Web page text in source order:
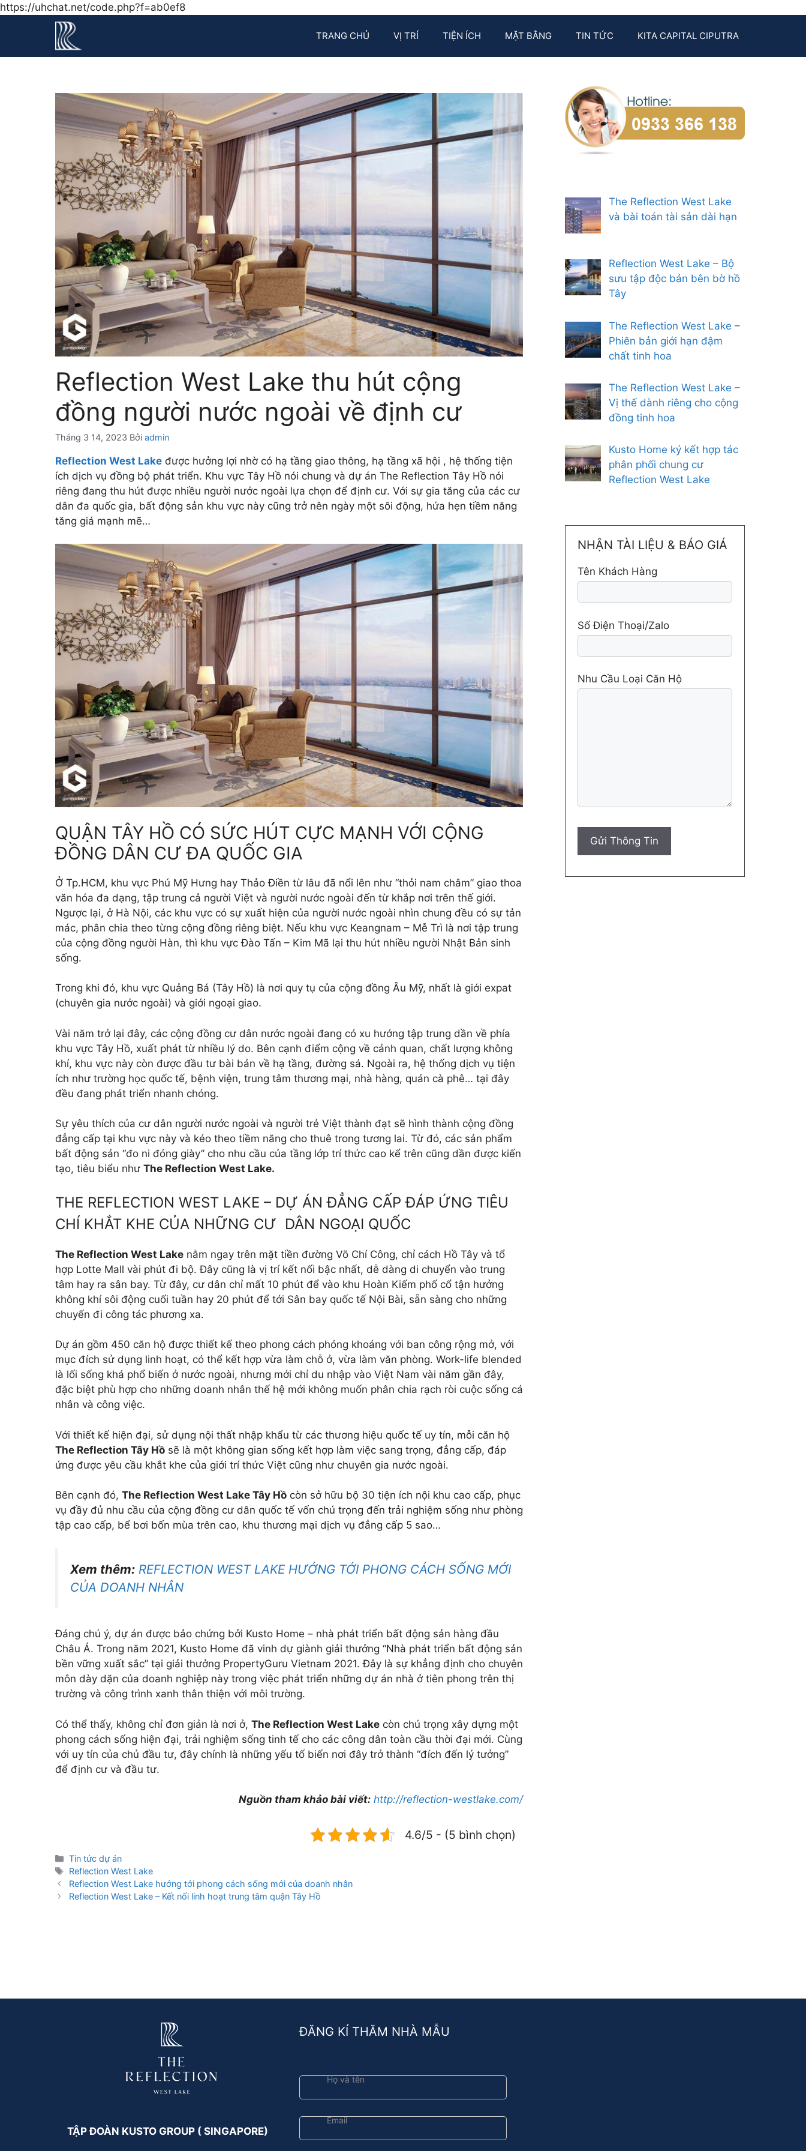
https://uhchat.net/code.php?f=ab0ef8Chuyển
TRANG CHỦ VỊ TRÍ TIỆN ÍCH MẶT BẰNG TIN TỨC KITA CAPITAL CIPUTRA
Reflection West Lake thu hút cộng
đồng người nước ngoài về định cư
Tháng 3 14, 2023 Bởi admin
Reflection West Lake được hưởng lợi nhờ có hạ tầng giao thông, hạ tầng xã hội , hệ thống tiện
ích dịch vụ đồng bộ phát triển. Khu vực Tây Hồ nói chung và dự án The Reflection Tây Hồ nói
riêng đang thu hút được nhiều người nước ngoài lựa chọn để định cư. Với sự gia tăng của các cư
dân đa quốc gia, bất động sản khu vực này cũng trở nên ngày một sôi động, hứa hẹn tiềm năng
tăng giá mạnh mẽ…
QUẬN TÂY HỒ CÓ SỨC HÚT CỰC MẠNH VỚI CỘNG
ĐỒNG DÂN CƯ ĐA QUỐC GIA
Ở Tp.HCM, khu vực Phú Mỹ Hưng hay Thảo Điền từ lâu đã nổi lên như “thỏi nam châm” giao thoa
văn hóa đa dạng, tập trung cả người Việt và người nước ngoài đến từ khắp nơi trên thế giới.
Ngược lại, ở Hà Nội, các khu vực có sự xuất hiện của người nước ngoài nhìn chung đều có sự tản
mác, phân chia theo từng cộng đồng riêng biệt. Nếu khu vực Keangnam – Mễ Trì là nơi tập trung
của cộng đồng người Hàn, thì khu vực Đào Tấn – Kim Mã lại thu hút nhiều người Nhật Bản sinh
sống.
Trong khi đó, khu vực Quảng Bá (Tây Hồ) là nơi quy tụ của cộng đồng Âu Mỹ, nhất là giới expat
(chuyên gia nước ngoài) và giới ngoại giao.
Vài năm trở lại đây, các cộng đồng cư dân nước ngoài đang có xu hướng tập trung dần về phía
khu vực Tây Hồ, xuất phát từ nhiều lý do. Bên cạnh điểm cộng về cảnh quan, chất lượng không
khí, khu vực này còn được đầu tư bài bản về hạ tầng, đường sá. Ngoài ra, hệ thống dịch vụ tiện
ích như trường học quốc tế, bệnh viện, trung tâm thương mại, nhà hàng, quán cà phê… tại đây
đều đang phát triển nhanh chóng.
Sự yêu thích của cư dân người nước ngoài và người trẻ Việt thành đạt sẽ hình thành cộng đồng
đẳng cấp tại khu vực này và kéo theo tiềm năng cho thuê trong tương lai. Từ đó, các sản phẩm
bất động sản “đo ni đóng giày” cho nhu cầu của tầng lớp trí thức cao kể trên cũng dần được kiến
tạo, tiêu biểu như The Reflection West Lake.
THE REFLECTION WEST LAKE – DỰ ÁN ĐẲNG CẤP ĐÁP ỨNG TIÊU
CHÍ KHẮT KHE CỦA NHỮNG CƯ DÂN NGOẠI QUỐC
The Reflection West Lake nằm ngay trên mặt tiền đường Võ Chí Công, chỉ cách Hồ Tây và tổ
hợp Lotte Mall vài phút đi bộ. Đây cũng là vị trí kết nối bậc nhất, dễ dàng di chuyển vào trung
tâm hay ra sân bay. Từ đây, cư dân chỉ mất 10 phút để vào khu Hoàn Kiếm phố cổ tận hưởng
không khí sôi động cuối tuần hay 20 phút để tới Sân bay quốc tế Nội Bài, sẵn sàng cho những
chuyến đi công tác phương xa.
Dự án gồm 450 căn hộ được thiết kế theo phong cách phóng khoáng với ban công rộng mở, với
mục đích sử dụng linh hoạt, có thể kết hợp vừa làm chỗ ở, vừa làm văn phòng. Work-life blended
là lối sống khá phổ biến ở nước ngoài, nhưng mới chỉ du nhập vào Việt Nam vài năm gần đây,
đặc biệt phù hợp cho những doanh nhân thế hệ mới không muốn phân chia rạch ròi cuộc sống cá
nhân và công việc.
Với thiết kế hiện đại, sử dụng nội thất nhập khẩu từ các thương hiệu quốc tế uy tín, mỗi căn hộ
The Reflection Tây Hồ sẽ là một không gian sống kết hợp làm việc sang trọng, đẳng cấp, đáp
ứng được yêu cầu khắt khe của giới trí thức Việt cũng như chuyên gia nước ngoài.
Bên cạnh đó, The Reflection West Lake Tây Hồ còn sở hữu bộ 30 tiện ích nội khu cao cấp, phục
vụ đầy đủ nhu cầu của cộng đồng cư dân quốc tế vốn chú trọng đến trải nghiệm sống như phòng
tập cao cấp, bể bơi bốn mùa trên cao, khu thương mại dịch vụ đẳng cấp 5 sao…
Xem thêm: REFLECTION WEST LAKE HƯỚNG TỚI PHONG CÁCH SỐNG MỚI
CỦA DOANH NHÂN
Đáng chú ý, dự án được bảo chứng bởi Kusto Home – nhà phát triển bất động sản hàng đầu
Châu Á. Trong năm 2021, Kusto Home đã vinh dự giành giải thưởng “Nhà phát triển bất động sản
bền vững xuất sắc” tại giải thưởng PropertyGuru Vietnam 2021. Đây là sự khẳng định cho chuyên
môn dày dặn của doanh nghiệp này trong việc phát triển những dự án nhà ở tiên phong trên thị
trường và công trình xanh thân thiện với môi trường.
Có thể thấy, không chỉ đơn giản là nơi ở, The Reflection West Lake còn chú trọng xây dựng một
phong cách sống hiện đại, trải nghiệm sống tinh tế cho các công dân toàn cầu thời đại mới. Cùng
với uy tín của chủ đầu tư, đây chính là những yếu tố biến nơi đây trở thành “đích đến lý tưởng”
để định cư và đầu tư.
Nguồn tham khảo bài viết: http://reflection-westlake.com/
4.6/5 - (5 bình chọn)
Danh
mục
Tin tức dự án
Thẻ
Reflection West Lake
Reflection West Lake hướng tới phong cách sống mới của doanh nhân
Reflection West Lake – Kết nối linh hoạt trung tâm quận Tây Hồ
The Reflection West Lake
và bài toán tài sản dài hạn
Reflection West Lake – Bộ
sưu tập độc bản bên bờ hồ
Tây
The Reflection West Lake –
Phiên bản giới hạn đậm
chất tinh hoa
The Reflection West Lake –
Vị thế dành riêng cho cộng
đồng tinh hoa
Kusto Home ký kết hợp tác
phân phối chung cư
Reflection West Lake
NHẬN TÀI LIỆU & BÁO GIÁ
Tên Khách Hàng
Số Điện Thoại/Zalo
Nhu Cầu Loại Căn Hộ
TẬP ĐOÀN KUSTO GROUP ( SINGAPORE)
ĐĂNG KÍ THĂM NHÀ MẪU
Họ và tên
Email